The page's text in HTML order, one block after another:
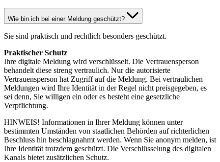
Wie bin ich bei einer Meldung geschützt?
Sie sind praktisch und rechtlich besonders geschützt.
Praktischer Schutz
Ihre digitale Meldung wird verschlüsselt. Die Vertrauensperson
behandelt diese streng vertraulich. Nur die autorisierte
Vertrauensperson hat Zugriff auf die Meldung. Bei vertraulichen
Meldungen wird Ihre Identität in der Regel nicht preisgegeben, es
sei denn, Sie willigen ein oder es besteht eine gesetzliche
Verpflichtung.
HINWEIS! Informationen in Ihrer Meldung können unter
bestimmten Umständen von staatlichen Behörden auf richterlichen
Beschluss hin beschlagnahmt werden. Wenn Sie anonym melden, ist
Ihre Identität trotzdem geschützt. Die Verschlüsselung des digitalen
Kanals bietet zusätzlichen Schutz.